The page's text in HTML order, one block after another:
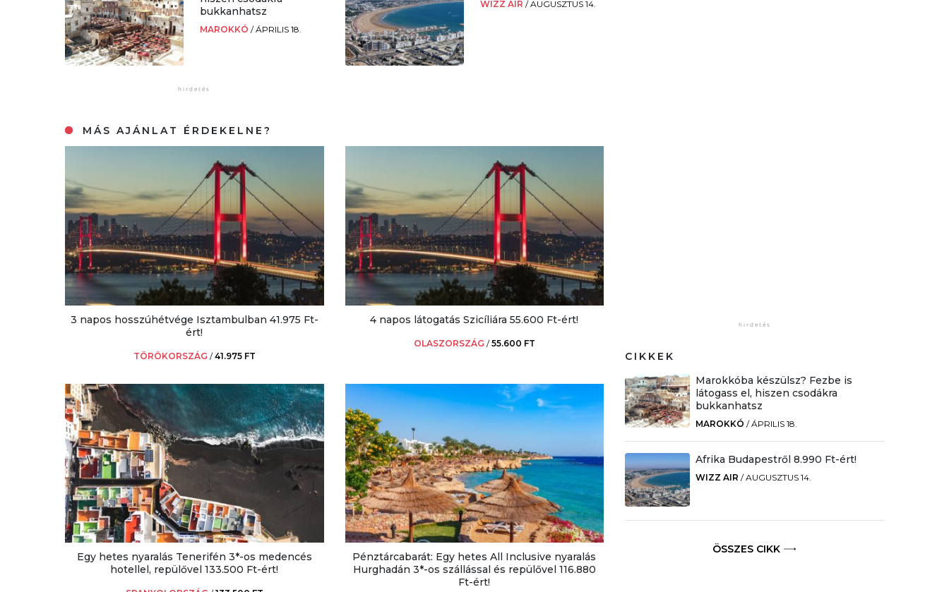
bukkanhatsz
MAROKKÓ/ÁPRILIS 18.
WIZZ AIR /AUGUSZTUS 14.
MÁS AJÁNLAT ÉRDEKELNE?
3 napos hosszúhétvége Isztambulban 41.975 Ft-
ért!
TÖRÖKORSZÁG /41.975 FT
4 napos látogatás Szicíliára 55.600 Ft-ért!
OLASZORSZÁG /55.600 FT
Egy hetes nyaralás Tenerifén 3*-os medencés
hotellel, repülővel 133.500 Ft-ért!
Pénztárcabarát: Egy hetes All Inclusive nyaralás
Hurghadán 3*-os szállással és repülővel 116.880
Ft-ért!
CIKKEK
Marokkóba készülsz? Fezbe is
látogass el, hiszen csodákra
bukkanhatsz
MAROKKÓ /ÁPRILIS 18.
Afrika Budapestről 8.990 Ft-ért!
WIZZ AIR /AUGUSZTUS 14.
ÖSSZES CIKK